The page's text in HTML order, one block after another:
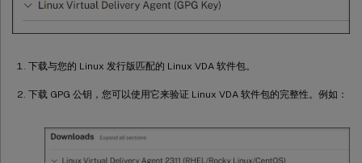
下载与您的 Linux 发行版匹配的 Linux VDA 软件包。
下载 GPG 公钥，您可以使用它来验证 Linux VDA 软件包的完整性。例如：